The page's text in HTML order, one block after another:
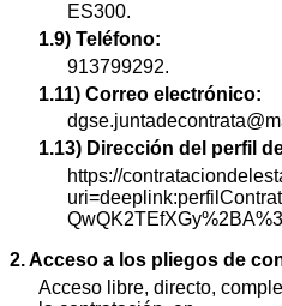
ES300.
1.9) Teléfono:
913799292.
1.11) Correo electrónico:
1.13) Dirección del perfil
https://
2. Acceso a los pliegos de
Acceso libre, directo,